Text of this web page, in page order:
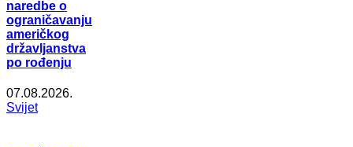
naredbe o
ograničavanju
američkog
državljanstva
po rođenju
07.08.2026.
Svijet